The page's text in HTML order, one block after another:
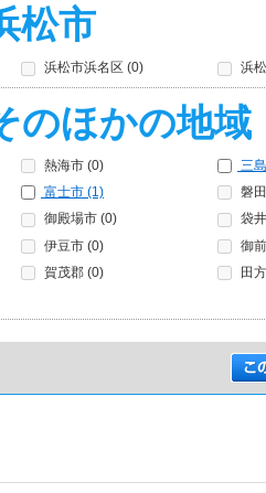
松市
浜松市浜名区 (0) 浜
のほかの地域
熱海市 (0)
三
富士市 (1)
磐
御殿場市 (0)
袋
伊豆市 (0)
御
賀茂郡 (0)
田